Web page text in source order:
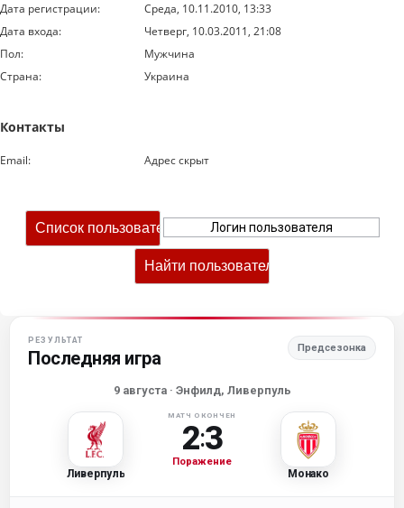
Дата регистрации:
Среда, 10.11.2010, 13:33
Дата входа:
Четверг, 10.03.2011, 21:08
Пол:
Мужчина
Страна:
Украина
Контакты
Email: Адрес скрыт
РЕЗУЛЬТАТ
Последняя игра Предсезонка
9 августа· Энфилд, Ливерпуль
Ливерпуль
МАТЧ ОКОНЧЕН
2:3
Поражение
Монако